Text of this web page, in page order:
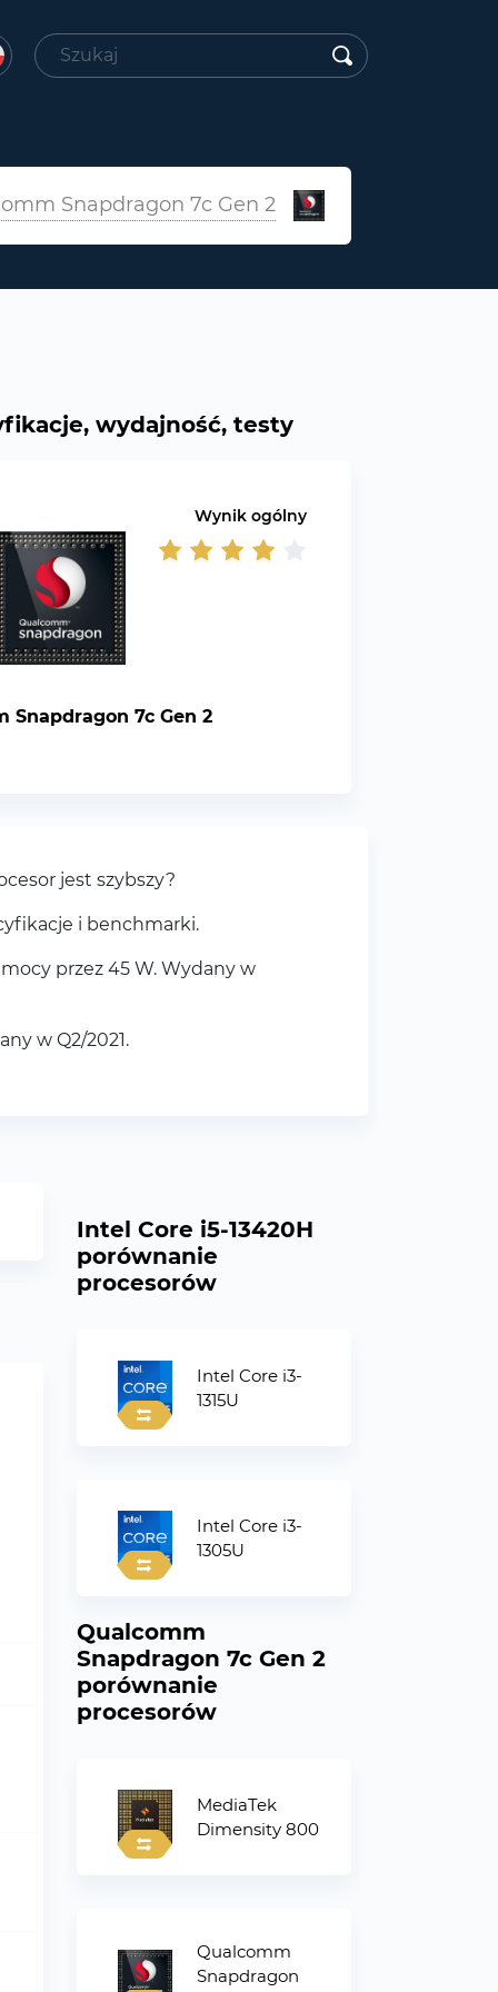
Snapdragon 7c Gen 2
wydajność, testy
Wynik ogólny
Snapdragon 7c Gen 2
jest szybszy?
i benchmarki.
przez 45 W. Wydany w
w Q2/2021.
Intel Core i5-13420H
porównanie
procesorów
Intel Core i3-
1315U
Intel Core i3-
1305U
Qualcomm
Snapdragon 7c Gen 2
porównanie
procesorów
MediaTek
Dimensity 800
Qualcomm
Snapdragon